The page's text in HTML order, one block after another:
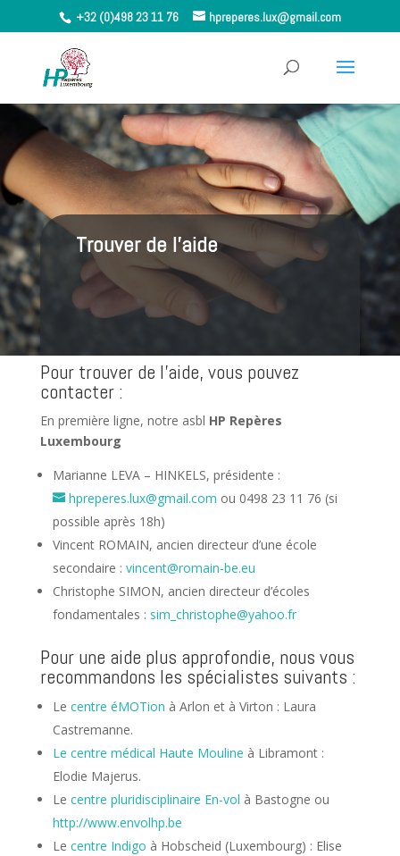
+32 (0)498 23 11 76 hpreperes.lux@gmail.com
Trouver de l’aide
Pour trouver de l’aide, vous pouvez
contacter :
En première ligne, notre asbl HP Repères
Luxembourg
Marianne LEVA – HINKELS, présidente :
hpreperes.lux@gmail.com ou 0498 23 11 76 (si
possible après 18h)
Vincent ROMAIN, ancien directeur d’une école
secondaire : vincent@romain-be.eu
Christophe SIMON, ancien directeur d’écoles
fondamentales : sim_christophe@yahoo.fr
Pour une aide plus approfondie, nous vous
recommandons les spécialistes suivants :
Le centre éMOTion à Arlon et à Virton : Laura
Castremanne.
Le centre médical Haute Mouline à Libramont :
Elodie Majerus.
Le centre pluridisciplinaire En-vol à Bastogne ou
http://www.envolhp.be
Le centre Indigo à Hobscheid (Luxembourg) : Elise